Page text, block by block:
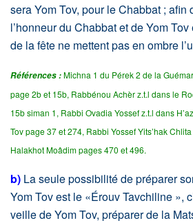
sera Yom Tov, pour le Chabbat ; afin
l’honneur du Chabbat et de Yom
de la fête ne mettent pas en ombre
Références :Michna 1 du Pérek 2 de la
page 2b et 15b, Rabbénou Achèr z.t.l dans le
15b siman 1, Rabbi Ovadia Yossef z.t.l dans
Tov page 37 et 274, Rabbi Yossef Yits’hak
Halakhot Moâdim pages 470 et 496.
b) La seule possibilité de préparer
Yom Tov est le «Érouv Tavchiline »,
veille de Yom Tov, préparer de la